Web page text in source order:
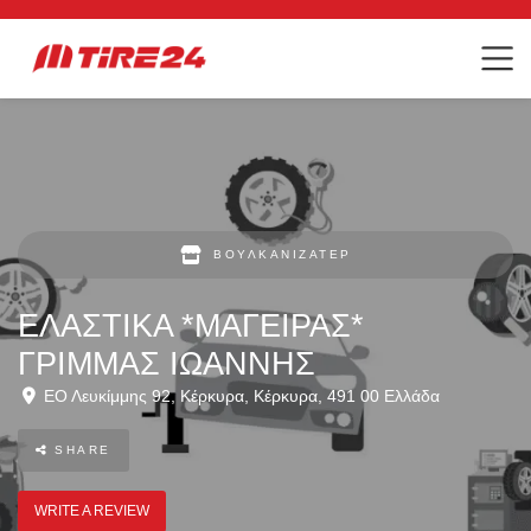
ΒΟΥΛΚΑΝΙΖΑΤΈΡ
ΕΛΑΣΤΙΚΑ *ΜΑΓΕΙΡΑΣ*
ΓΡΙΜΜΑΣ ΙΩΑΝΝΗΣ
ΕΟ Λευκίμμης 92, Κέρκυρα Κέρκυρα 491 00 Ελλάδα
SHARE
WRITE A REVIEW